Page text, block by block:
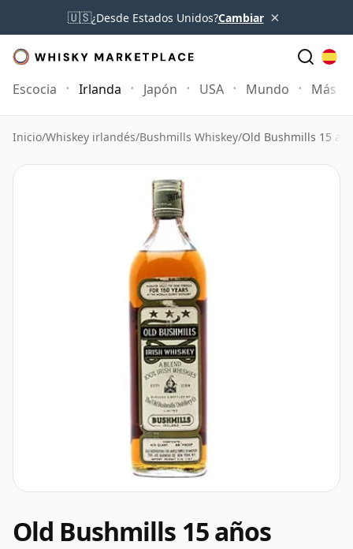
🇺🇸¿Desde Estados Unidos?Cambiar ×
Escocia Irlanda Japón USA Mundo Más
Inicio/Whiskey irlandés/Bushmills Whiskey/Old Bushmills 15
Old Bushmills 15 años